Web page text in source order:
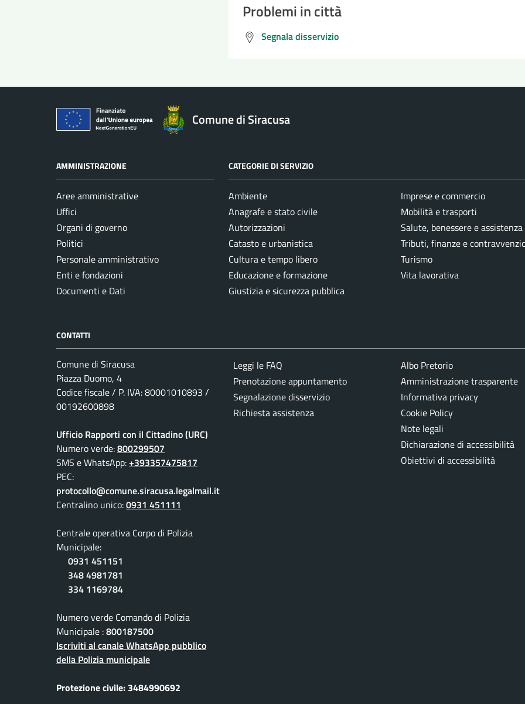
Problemi in città
Segnala disservizio
Comune di Siracusa
AMMINISTRAZIONE
Aree amministrative
Uffici
Organi di governo
Politici
Personale amministrativo
Enti e fondazioni
Documenti e Dati
CATEGORIE DI SERVIZIO
Ambiente
Anagrafe e stato civile
Autorizzazioni
Catasto e urbanistica
Cultura e tempo libero
Educazione e formazione
Giustizia e sicurezza pubblica
Imprese e commercio
Mobilità e trasporti
Salute, benessere e assistenza
Tributi, finanze e
Turismo
Vita lavorativa
CONTATTI
Comune di Siracusa
Piazza Duomo, 4
Codice fiscale / P. IVA: 80001010893 /
00192600898
Ufficio Rapporti con il Cittadino (URC)
Numero verde:800299507
SMS e WhatsApp:+393357475817
PEC:
protocollo@comune.siracusa.legalmail.it
Centralino unico:0931 451111
Centrale operativa Corpo di Polizia
Municipale:
0931 451151
348 4981781
334 1169784
Numero verde Comando di Polizia
Municipale :800187500
Iscriviti al canale WhatsApp pubblico
della Polizia municipale
Protezione civile: 3484990692
Leggi le FAQ
Prenotazione appuntamento
Segnalazione disservizio
Richiesta assistenza
Albo Pretorio
Amministrazione trasparente
Informativa privacy
Cookie Policy
Note legali
Dichiarazione di accessibilità
Obiettivi di accessibilità